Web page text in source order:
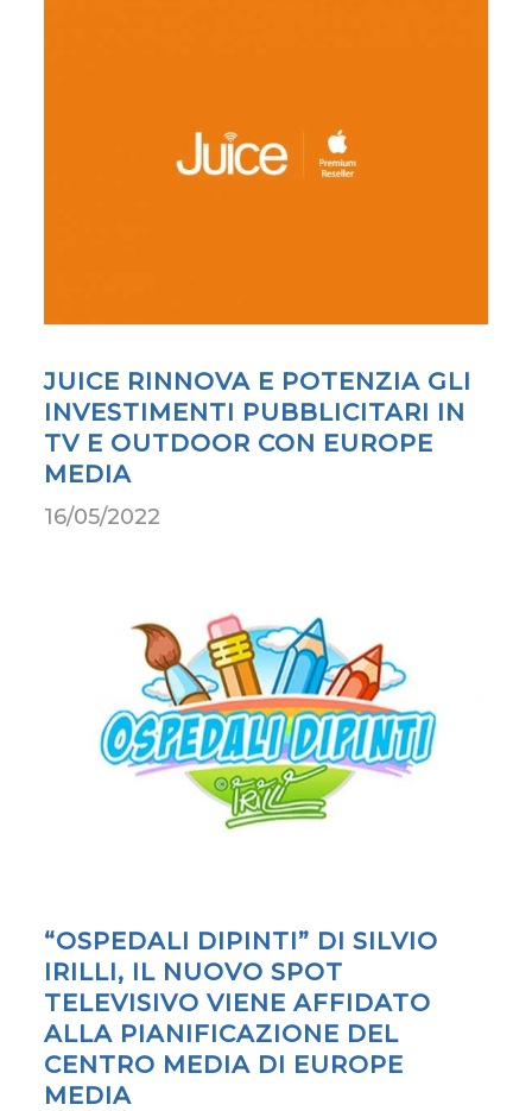
JUICE RINNOVA E POTENZIA GLI
INVESTIMENTI PUBBLICITARI IN
TV E OUTDOOR CON EUROPE
MEDIA
16/05/2022
“OSPEDALI DIPINTI” DI SILVIO
IRILLI, IL NUOVO SPOT
TELEVISIVO VIENE AFFIDATO
ALLA PIANIFICAZIONE DEL
CENTRO MEDIA DI EUROPE
MEDIA